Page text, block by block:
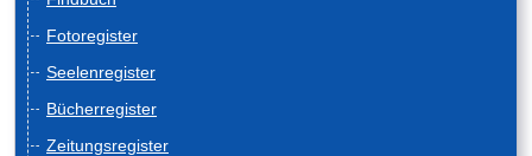
Fotoregister
Seelenregister
Bücherregister
Zeitungsregister